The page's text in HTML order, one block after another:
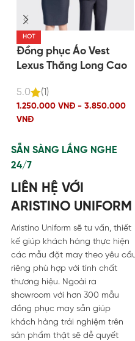
HOT
Đồng phục Áo Vest
Lexus Thăng Long Cao
5.0 (1)
1.250.000 VNĐ - 3.850.000
VNĐ
SẴN SÀNG LẮNG NGHE
24/7
LIÊN HỆ VỚI
ARISTINO UNIFORM
Aristino Uniform sẽ tư vấn, thiết
kế giúp khách hàng thực hiện
các mẫu đặt may theo yêu
riêng phù hợp với tính chất
thương hiệu. Ngoài ra
showroom với hơn 300 mẫu
đồng phục may sẵn giúp
khách hàng trải nghiệm trên
sản phẩm thật sẽ dễ quyết